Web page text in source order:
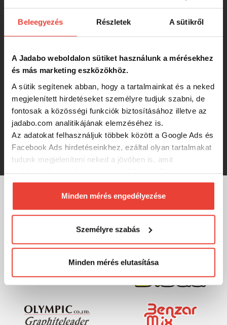
Beleegyezés Részletek A sütikről
A Jadabo weboldalon sütiket használunk a mérésekhez
és más marketing eszközökhöz.
A sütik segítenek abban, hogy a tartalmainkat és a neked
megjelenített hirdetéseket személyre tudjuk szabni, de
fontosak a közösségi funkciók biztosításához illetve az
jadabo.com analitikájának elemzéséhez is.
Az adatokat felhasználjuk többek között a Google Ads és
Facebook Ads hirdetéseinkhez, ezáltal olyan tartalmakat
tudunk megjeleníteni neked a jövőben is, amit
biztosításához arra kérünk, hogy engedd meg
számunkra minden mérés használatát.
Természetesensoha semmilyen formában nem fogunk
megváltoztathatod a döntésed ezzel kapcsolatban.
Előre is köszönjük!
Minden mérés engedélyezése
Személyre szabás
Minden mérés elutasítása
9 050 Ft
MFF Air Tornado Szúnyogirtó Lámpa
Elektromos Készülék+ Szúnyogirtó
Folyadék
4 790 Ft
MÁRKÁINK